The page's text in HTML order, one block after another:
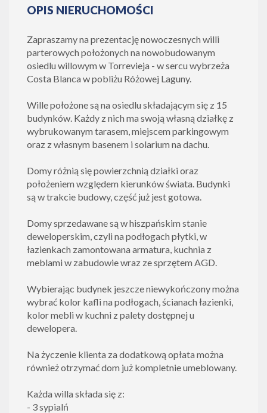
OPIS NIERUCHOMOŚCI
Zapraszamy na prezentację nowoczesnych willi
parterowych położonych na nowobudowanym
osiedlu willowym w Torrevieja - w sercu wybrzeża
Costa Blanca w pobliżu Różowej Laguny.
Wille położone są na osiedlu składającym się z 15
budynków. Każdy z nich ma swoją własną działkę z
wybrukowanym tarasem, miejscem parkingowym
oraz z własnym basenem i solarium na dachu.
Domy różnią się powierzchnią działki oraz
położeniem względem kierunków świata. Budynki
są w trakcie budowy, część już jest gotowa.
Domy sprzedawane są w hiszpańskim stanie
deweloperskim, czyli na podłogach płytki, w
łazienkach zamontowana armatura, kuchnia z
meblami w zabudowie wraz ze sprzętem AGD.
Wybierając budynek jeszcze niewykończony można
wybrać kolor kafli na podłogach, ścianach łazienki,
kolor mebli w kuchni z palety dostępnej u
dewelopera.
Na życzenie klienta za dodatkową opłata można
również otrzymać dom już kompletnie umeblowany.
Każda willa składa się z:
- 3 sypialń